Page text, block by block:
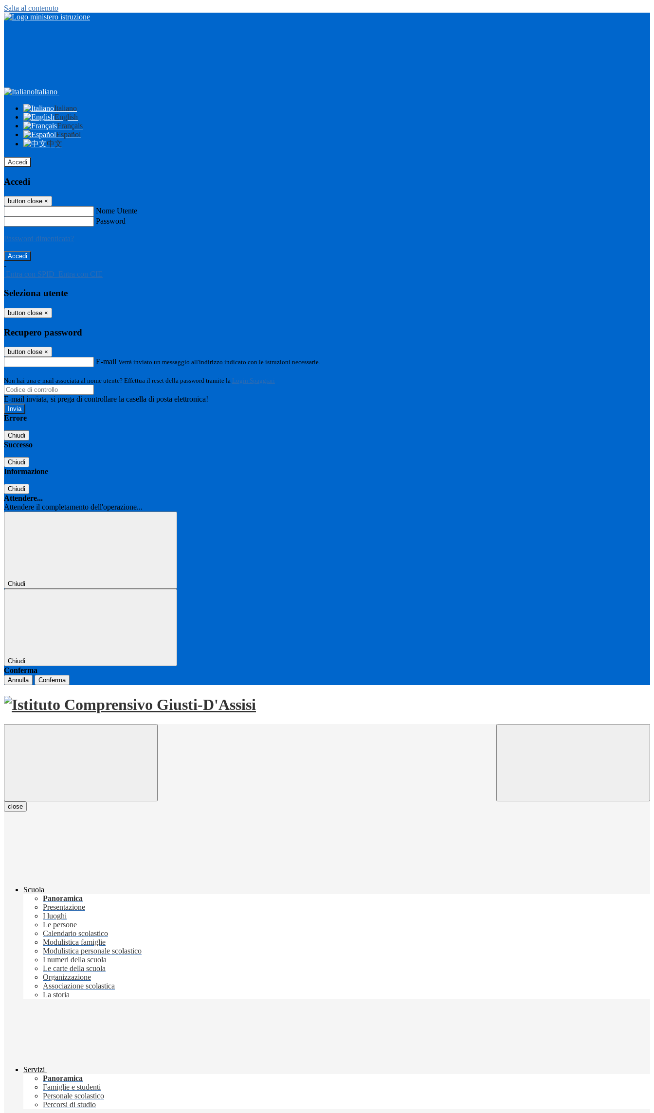
Salta al contenuto
Italiano
Italiano
English
Français
Español
中文
Accedi
Accedi
button close ×
Nome Utente
Password
Password dimenticata?
-
Entra con SPID Entra con CIE
Seleziona utente
button close ×
Recupero password
button close ×
E-mail Verrà inviato un messaggio all'indirizzo indicato con le istruzioni necessarie.
Non hai una e-mail associata al nome utente? Effettua il reset della password tramite la Login Spaggiari
E-mail inviata, si prega di controllare la casella di posta elettronica!
Errore
Chiudi
Successo
Chiudi
Informazione
Chiudi
Attendere...
Attendere il completamento dell'operazione...
Chiudi
Chiudi
Conferma
Annulla Conferma
close
Scuola
Panoramica
Presentazione
I luoghi
Le persone
Calendario scolastico
Modulistica famiglie
Modulistica personale scolastico
I numeri della scuola
Le carte della scuola
Organizzazione
Associazione scolastica
La storia
Servizi
Panoramica
Famiglie e studenti
Personale scolastico
Percorsi di studio